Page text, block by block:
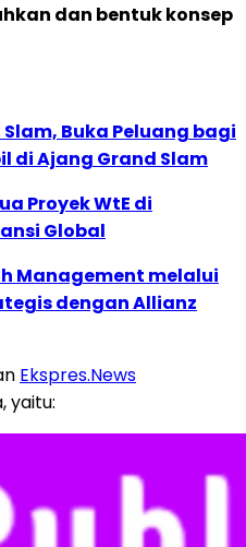
dan bentuk konsep
Slam, Buka Peluang bagi
di Ajang Grand Slam
Proyek WtE di
Global
Management melalui
dengan Allianz
Ekspres.News
yaitu: